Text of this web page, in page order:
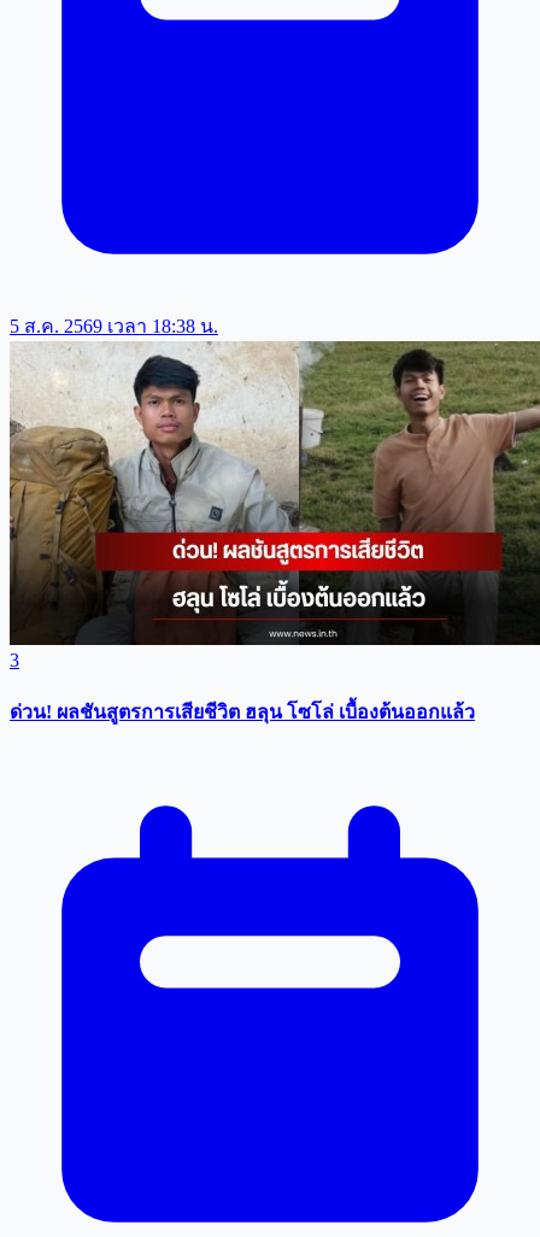
5 ส.ค. 2569 เวลา 18:38 น.
3
ด่วน! ผลชันสูตรการเสียชีวิต ฮลุน โซโล่ เบื้องต้นออกแล้ว